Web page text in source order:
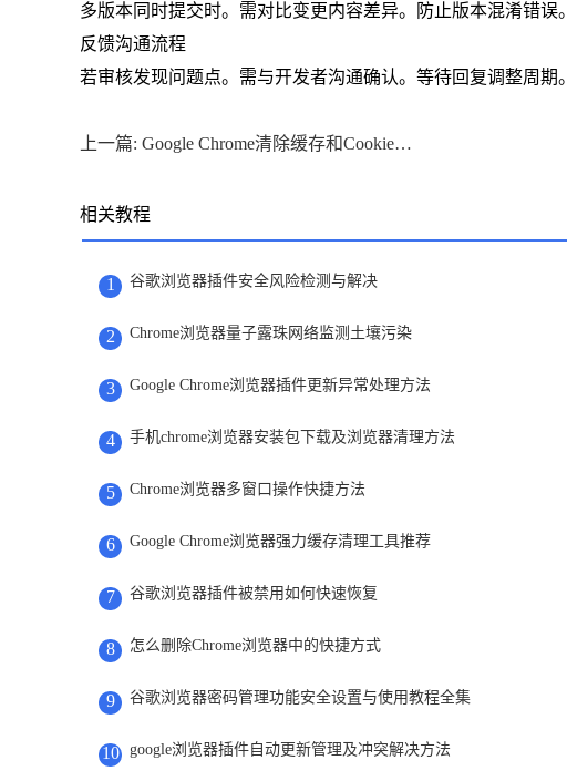
多版本同时提交时。需对比变更内容差异。防止版本混淆错误
反馈沟通流程
若审核发现问题点。需与开发者沟通确认。等待回复调整周期
上一篇: Google Chrome清除缓存和Cookies的区别及建议使用场景
相关教程
1 谷歌浏览器插件安全风险检测与解决
2 Chrome浏览器量子露珠网络监测土壤污染
3 Google Chrome浏览器插件更新异常处理方法
4 手机chrome浏览器安装包下载及浏览器清理方法
5 Chrome浏览器多窗口操作快捷方法
6 Google Chrome浏览器强力缓存清理工具推荐
7 谷歌浏览器插件被禁用如何快速恢复
8 怎么删除Chrome浏览器中的快捷方式
9 谷歌浏览器密码管理功能安全设置与使用教程全集
10 google浏览器插件自动更新管理及冲突解决方法